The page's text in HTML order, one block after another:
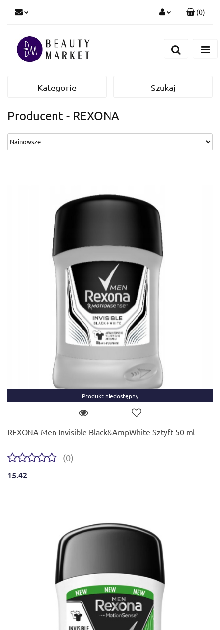
(0)
Kategorie Szukaj
Producent - REXONA
Produkt niedostępny
REXONA Men Invisible Black&AmpWhite Sztyft 50 ml
(0)
15.42